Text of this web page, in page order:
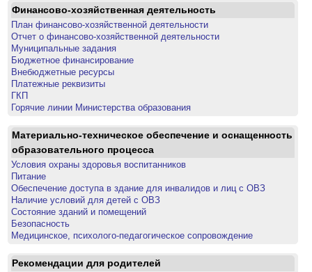
Финансово-хозяйственная деятельность
План финансово-хозяйственной деятельности
Отчет о финансово-хозяйственной деятельности
Муниципальные задания
Бюджетное финансирование
Внебюджетные ресурсы
Платежные реквизиты
ГКП
Горячие линии Министерства образования
Материально-техническое обеспечение и оснащенность
образовательного процесса
Условия охраны здоровья воспитанников
Питание
Обеспечение доступа в здание для инвалидов и лиц с ОВЗ
Наличие условий для детей с ОВЗ
Состояние зданий и помещений
Безопасность
Медицинское, психолого-педагогическое сопровождение
Рекомендации для родителей